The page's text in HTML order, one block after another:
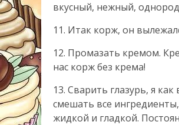
вкусный, нежный,
11. Итак корж, он
12. Промазать кремом.
нас корж без крема!
13. Сварить глазурь, я
смешать все
жидкой и гладкой.